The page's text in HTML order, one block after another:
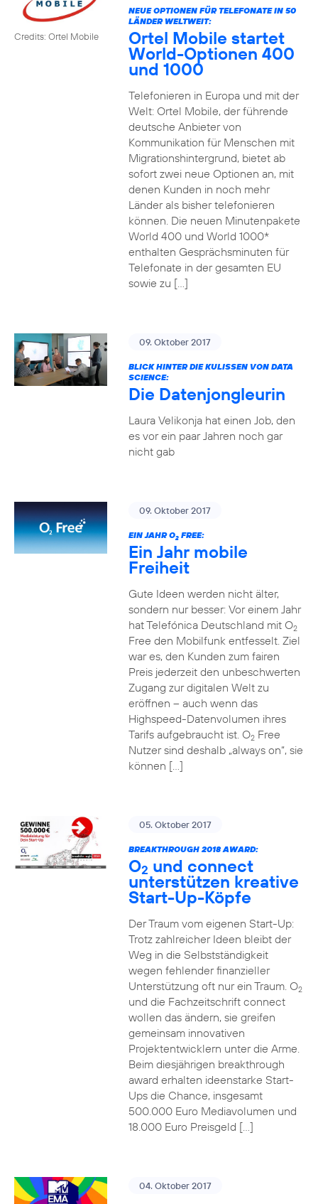
Credits: Ortel Mobile
NEUE OPTIONEN FÜR TELEFONATE IN 50
LÄNDER WELTWEIT:
Ortel Mobile startet
World-Optionen 400
und 1000
Telefonieren in Europa und mit der
Welt: Ortel Mobile, der führende
deutsche Anbieter von
Kommunikation für Menschen mit
Migrationshintergrund, bietet ab
sofort zwei neue Optionen an, mit
denen Kunden in noch mehr
Länder als bisher telefonieren
können. Die neuen Minutenpakete
World 400 und World 1000*
enthalten Gesprächsminuten für
Telefonate in der gesamten EU
sowie zu […]
09. Oktober 2017
BLICK HINTER DIE KULISSEN VON DATA
SCIENCE:
Die Datenjongleurin
Laura Velikonja hat einen Job, den
es vor ein paar Jahren noch gar
nicht gab
09. Oktober 2017
EIN JAHR O2FREE:
Ein Jahr mobile
Freiheit
Gute Ideen werden nicht älter,
sondern nur besser: Vor einem Jahr
hat Telefónica Deutschland mit O2
Free den Mobilfunk entfesselt. Ziel
war es, den Kunden zum fairen
Preis jederzeit den unbeschwerten
Zugang zur digitalen Welt zu
eröffnen – auch wenn das
Highspeed-Datenvolumen ihres
Tarifs aufgebraucht ist. O2Free
Nutzer sind deshalb „always on“, sie
können […]
05. Oktober 2017
BREAKTHROUGH 2018 AWARD:
O2 und connect
unterstützen kreative
Start-Up-Köpfe
Der Traum vom eigenen Start-Up:
Trotz zahlreicher Ideen bleibt der
Weg in die Selbstständigkeit
wegen fehlender finanzieller
Unterstützung oft nur ein Traum. O2
und die Fachzeitschrift connect
wollen das ändern, sie greifen
gemeinsam innovativen
Projektentwicklern unter die Arme.
Beim diesjährigen breakthrough
award erhalten ideenstarke Start-
Ups die Chance, insgesamt
500.000 Euro Mediavolumen und
18.000 Euro Preisgeld […]
04. Oktober 2017